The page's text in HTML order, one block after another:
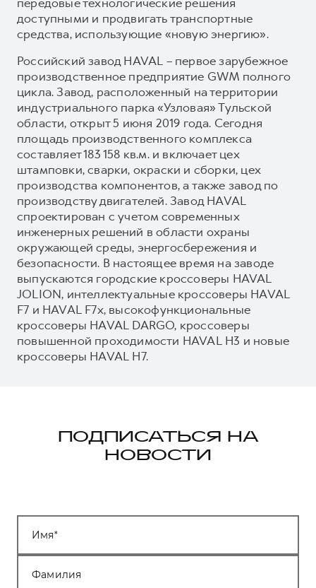
доступными и продвигать транспортные
средства, использующие «новую энергию».
Российский завод HAVAL – первое зарубежное
производственное предприятие GWM полного
цикла. Завод, расположенный на территории
индустриального парка «Узловая» Тульской
области, открыт 5 июня 2019 года. Сегодня
площадь производственного комплекса
составляет 183 158 кв.м. и включает цех
штамповки, сварки, окраски и сборки, цех
производства компонентов, а также завод по
производству двигателей. Завод HAVAL
спроектирован с учетом современных
инженерных решений в области охраны
окружающей среды, энергосбережения и
безопасности. В настоящее время на заводе
выпускаются городские кроссоверы HAVAL
JOLION, интеллектуальные кроссоверы HAVAL
F7 и HAVAL F7x, высокофункциональные
кроссоверы HAVAL DARGO, кроссоверы
повышенной проходимости HAVAL H3 и новые
кроссоверы HAVAL H7.
ПОДПИСАТЬСЯ НА
НОВОСТИ
Имя
Фамилия